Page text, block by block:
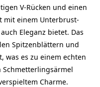
V-Rücken und einen
mit einem Unterbrust-
Eleganz bietet. Das
Spitzenblättern und
was es zu einem echten
Schmetterlingsärmel
Charme.